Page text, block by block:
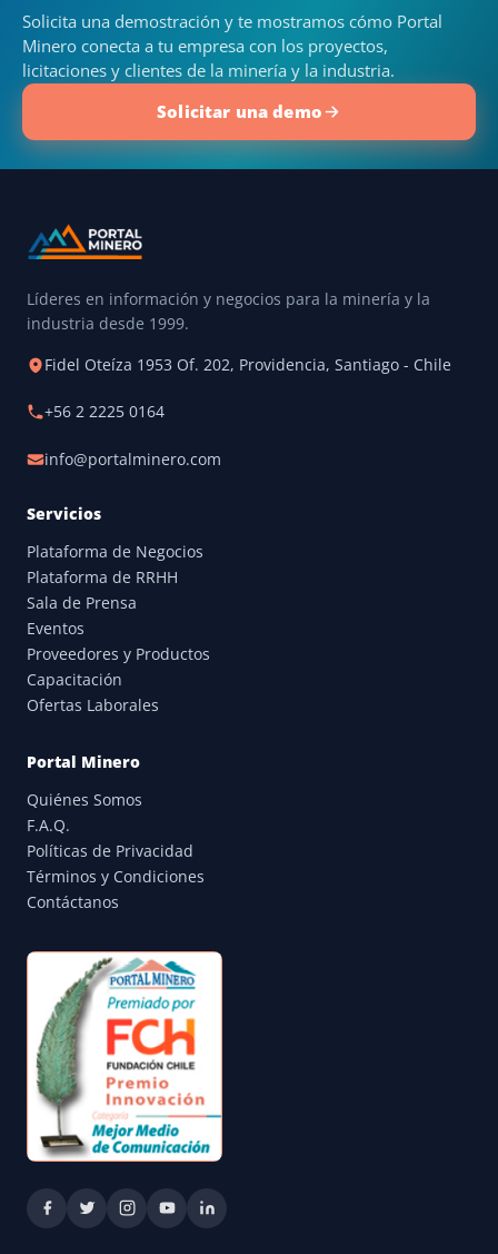
Solicita una demostración y te mostramos cómo Portal
Minero conecta a tu empresa con los proyectos,
licitaciones y clientes de la minería y la industria.
Solicitar una demo
Líderes en información y negocios para la minería y la
industria desde 1999.
Fidel Oteíza 1953 Of. 202, Providencia, Santiago - Chile
+56 2 2225 0164
info@portalminero.com
Servicios
Plataforma de Negocios
Plataforma de RRHH
Sala de Prensa
Eventos
Proveedores y Productos
Capacitación
Ofertas Laborales
Portal Minero
Quiénes Somos
F.A.Q.
Políticas de Privacidad
Términos y Condiciones
Contáctanos